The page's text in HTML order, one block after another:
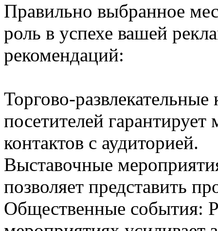
Правильно выбранное
роль в успехе вашей
рекомендаций:
Торгово-
посетителей
контактов с аудиторией.
Выставочные
позволяет представить
Общественные события: